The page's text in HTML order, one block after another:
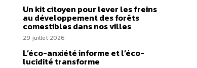
Un kit citoyen pour lever les freins
au développement des forêts
comestibles dans nos villes
29 juillet 2026
L’éco-anxiété informe et l’éco-
lucidité transforme